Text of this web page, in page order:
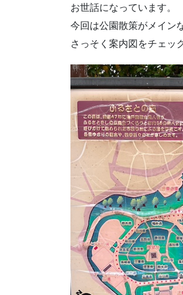
お世話になっています。
今回は公園散策がメイン
さっそく案内図をチェッ